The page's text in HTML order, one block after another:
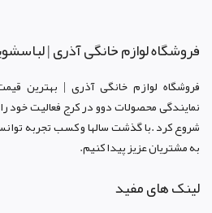
فروشگاه لوازم خانگی آذری |
فروشگاه لوازم خانگی آذری | بهترین
نمایندگی محصولات دوو در کرجفعالیت خود
شروع کرد .با گذشت سالها و کسب تجربه
به مشتریان عزیز پیدا کنیم.
لینک های مفید